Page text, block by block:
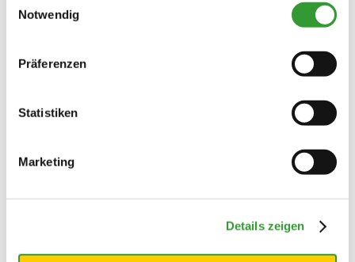
Notwendig
Präferenzen
Statistiken
Marketing
Details zeigen